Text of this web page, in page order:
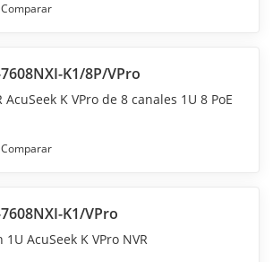
Comparar
K1/8P/VPro
AcuSeek K VPro de 8 canales 1U 8 PoE
Comparar
K1/VPro
1U AcuSeek K VPro NVR